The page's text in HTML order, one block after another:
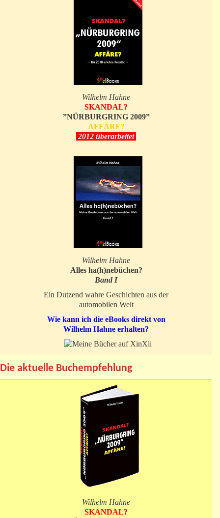
Wilhelm Hahne
SKANDAL?
”NÜRBURGRING 2009”
AFFÄRE?
2012 überarbeitet
Wilhelm Hahne
Alles ha(h)nebüchen?
Band I
Ein Dutzend wahre Geschichten aus der
automobilen Welt
Wie kann ich die eBooks direkt von
Wilhelm Hahne erhalten?
Die aktuelle Buchempfehlung
Wilhelm Hahne
SKANDAL?